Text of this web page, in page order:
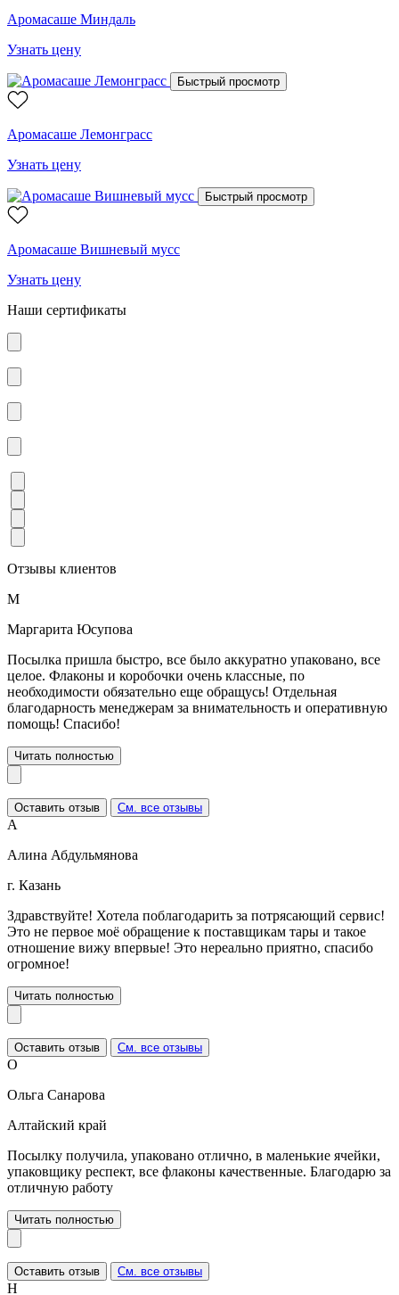
Аромасаше Миндаль
Узнать цену
Быстрый просмотр
Аромасаше Лемонграсс
Узнать цену
Быстрый просмотр
Аромасаше Вишневый мусс
Узнать цену
Наши сертификаты
Отзывы клиентов
М
Маргарита Юсупова
Посылка пришла быстро, все было аккуратно упаковано, все
целое. Флаконы и коробочки очень классные, по
необходимости обязательно еще обращусь! Отдельная
благодарность менеджерам за внимательность и оперативную
помощь! Спасибо!
Читать полностью
Оставить отзыв См. все отзывы
А
Алина Абдульмянова
г. Казань
Здравствуйте! Хотела поблагодарить за потрясающий сервис!
Это не первое моё обращение к поставщикам тары и такое
отношение вижу впервые! Это нереально приятно, спасибо
огромное!
Читать полностью
Оставить отзыв См. все отзывы
О
Ольга Санарова
Алтайский край
Посылку получила, упаковано отлично, в маленькие ячейки,
упаковщику респект, все флаконы качественные. Благодарю за
отличную работу
Читать полностью
Оставить отзыв См. все отзывы
Н